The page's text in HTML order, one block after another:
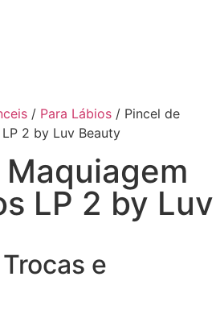
/ Para Lábios / Pincel de
2 by Luv Beauty
LP 2 by Luv
e